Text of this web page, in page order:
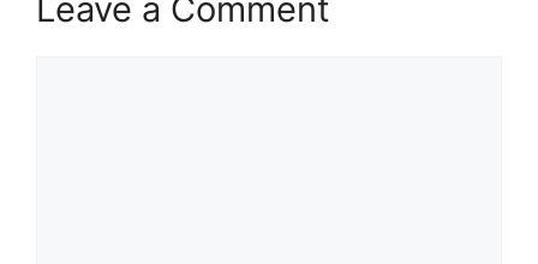
Leave a Comment